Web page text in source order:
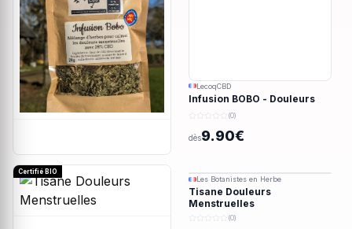
LecoqCBD
Infusion BOBO - Douleurs
menstruelles - 28g
(0)
dès9.90€
Certifié BIO
Les Botanistes en Herbe
Tisane Douleurs
Menstruelles
(0)